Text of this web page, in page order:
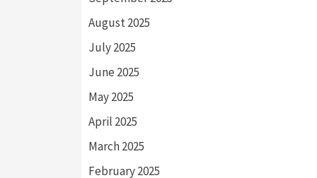
August 2025
July 2025
June 2025
May 2025
April 2025
March 2025
February 2025